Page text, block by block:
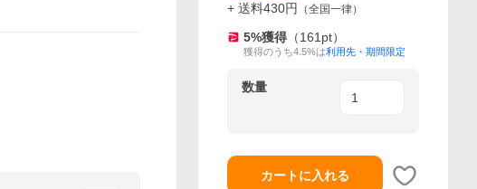
+ 送料430円 （全国一律）
5%獲得 （161 pt）
獲得のうち4.5%は利用先・期間限定
数量
カートに入れる